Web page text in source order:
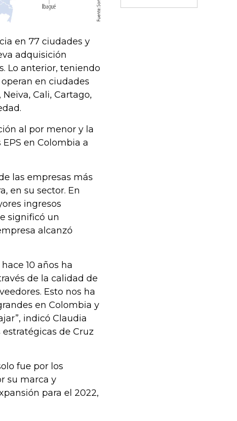
en 77 ciudades y
adquisición
Lo anterior, teniendo
en ciudades
Cali, Cartago,
al por menor y la
en Colombia a
las empresas más
en su sector. En
ingresos
significó un
alcanzó
10 años ha
de la calidad de
Esto nos ha
en Colombia y
indicó Claudia
de Cruz
fue por los
su marca y
para el 2022,